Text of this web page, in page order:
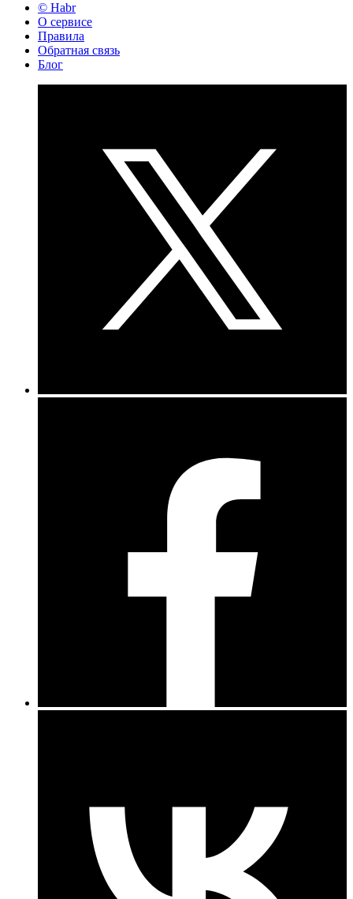
© Habr
О сервисе
Правила
Обратная связь
Блог